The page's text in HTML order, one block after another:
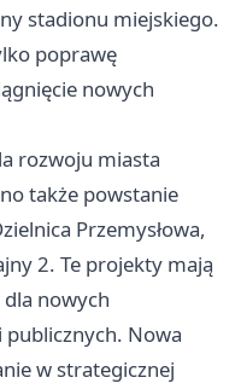
stadionu miejskiego.
poprawę
nowych
rozwoju miasta
także powstanie
Przemysłowa,
2. Te projekty mają
nowych
Nowa
w strategicznej